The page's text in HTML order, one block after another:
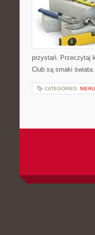
przystań. Przeczytaj
Club są smaki
CATEGORIES: